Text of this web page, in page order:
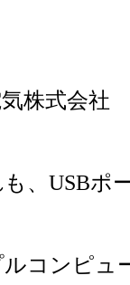
気株
、USBポ
コンピュ